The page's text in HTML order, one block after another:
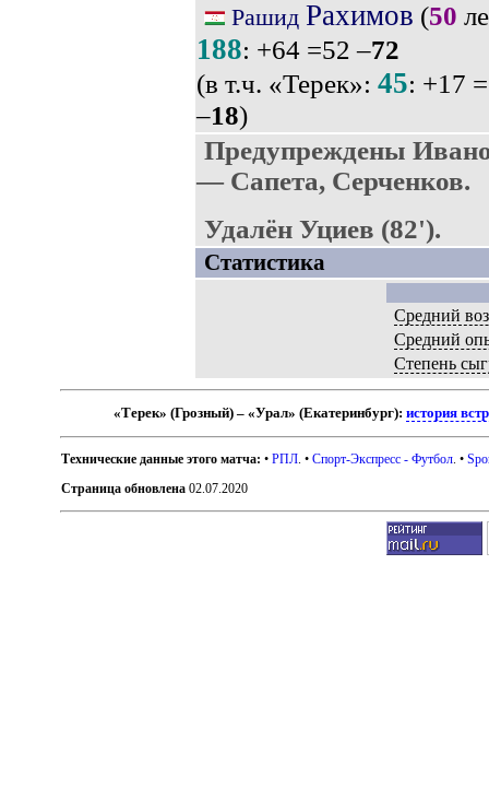
Рашид Рахимов (50
188: +64 =52 –72
(в т.ч. «Терек»: 45: +17
–18)
Предупреждены
— Сапета, Серченков.
Удалён Уциев (82').
Статистика
Средний
Средний
Степень
«Терек» (Грозный) – «Урал» (Екатеринбург):история
Технические данные этого матча: •РПЛ . •Спорт-Экспресс - Футбол . •
Страница обновлена 02.07.2020